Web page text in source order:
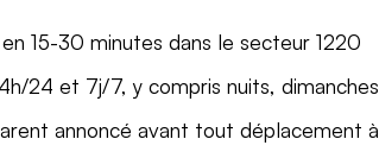
15-30 minutes dans le secteur 1220
24 et 7j/7, y compris nuits,
annoncé avant tout déplacement